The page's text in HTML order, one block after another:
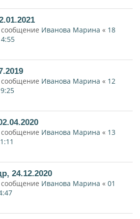
Иванова Марина « 18
Иванова Марина « 12
Иванова Марина « 13
24.12.2020
Иванова Марина « 01